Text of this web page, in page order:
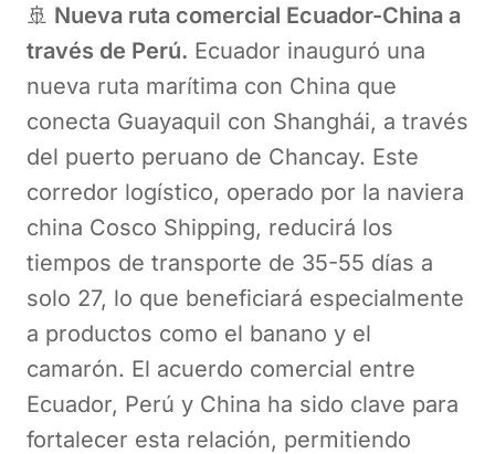
🚢 Nueva ruta comercial Ecuador-China a
través de Perú. Ecuador inauguró una
nueva ruta marítima con China que
conecta Guayaquil con Shanghái, a través
del puerto peruano de Chancay. Este
corredor logístico, operado por la naviera
china Cosco Shipping, reducirá los
tiempos de transporte de 35-55 días a
solo 27, lo que beneficiará especialmente
a productos como el banano y el
camarón. El acuerdo comercial entre
Ecuador, Perú y China ha sido clave para
fortalecer esta relación, permitiendo